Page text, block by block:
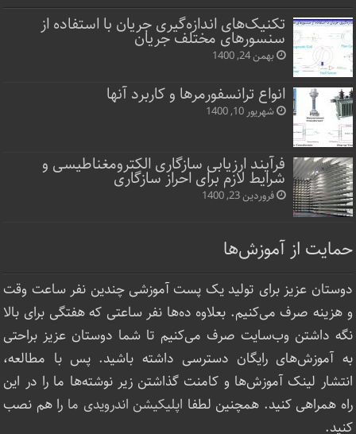
تکنیک‌های اندازه‌گیری جریان با استفاده از
سنسورهای مختلف جریان
بهمن 24, 1400
انواع ترانسفورمرها و کاربرد آنها
شهریور 10, 1400
فرآیند ارزیابی سازگاری الکترومغناطیسی و
شرایط لازم برای احراز سازگاری
فروردین 23, 1400
حمایت از آموزش‌ها
دوستان عزیز برای تولید یک پست آموزشی چندین نفر ساعت‌ وقت
و هزینه صرف می‌کنیم. بعلاوه ده‌ها نفر ساعتی که هفتگی برای بالا
نگه داشتن وب‌سایت صرف ‌می‌کنیم تا شما دوستان عزیز براحتی
به آموزش‌های رایگان دسترسی داشته باشید. پس با مطالعه،
انتشار لینک‌ آموزش‌ها و کامنت گذاشتن زیر نوشته‌‌ها ما را در این
راه همراهی کنید. همچنین لطفا اپلیکیشن اندرویدی ما را هم نصب
کنید.